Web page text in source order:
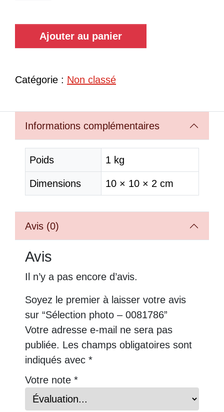
Ajouter au panier
Catégorie : Non classé
Informations complémentaires
Poids 1 kg
Dimensions 10 × 10 × 2 cm
Avis (0)
Avis
Il n’y a pas encore d’avis.
Soyez le premier à laisser votre avis
sur “Sélection photo – 0081786”
Votre adresse e-mail ne sera pas
publiée. Les champs obligatoires sont
indiqués avec *
Votre note *